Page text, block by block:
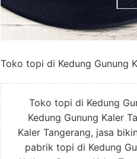
Toko topi di Kedung Gunung
Toko topi di Kedung
Kedung Gunung Kaler
Kaler Tangerang, jasa
pabrik topi di Kedung